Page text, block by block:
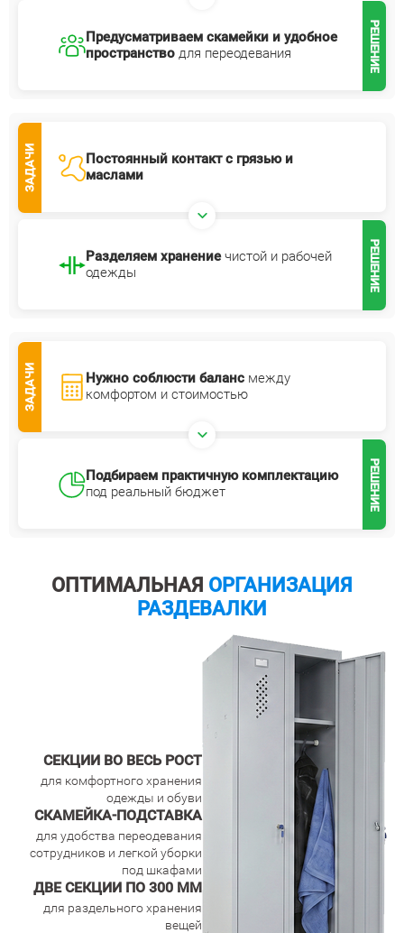
РЕШЕНИЕ
Предусматриваем скамейки и удобное
пространство для переодевания
ЗАДАЧИ Постоянный контакт с грязьюи
маслами
РЕШЕНИЕ
Разделяем хранениечистой и рабочей
одежды
ЗАДАЧИ Нужно соблюсти баланс между
комфортом и стоимостью
РЕШЕНИЕ
Подбираем практичную комплектацию
под реальный бюджет
ОПТИМАЛЬНАЯ ОРГАНИЗАЦИЯ
РАЗДЕВАЛКИ
СЕКЦИИ ВО ВЕСЬ РОСТ
для комфортного хранения
одежды и обуви
СКАМЕЙКА-ПОДСТАВКА
для удобства переодевания
сотрудников и легкой уборки
под шкафами
ДВЕ СЕКЦИИ ПО 300 ММ
для раздельного хранения
вещей